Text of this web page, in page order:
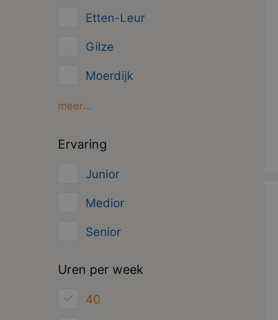
Etten-Leur
Gilze
Moerdijk
Oosterhout
meer...
Ervaring
Junior
Medior
Senior
Uren per week
40